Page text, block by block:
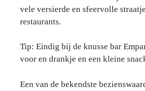
vele versierde en sfeervolle
restaurants.
Tip: Eindig bij de knusse bar
voor en drankje en een kleine
Een van de bekendste